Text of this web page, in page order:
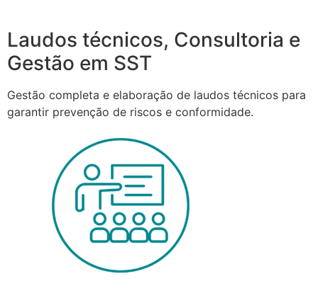
Laudos técnicos, Consultoria e
Gestão em SST
Gestão completa e elaboração de laudos técnicos para
garantir prevenção de riscos e conformidade.